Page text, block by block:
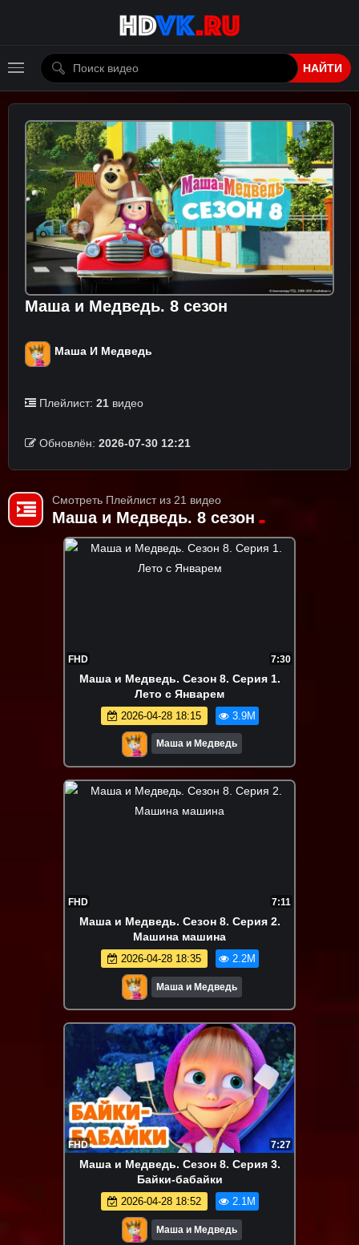
НАЙТИ
Маша и Медведь. 8 сезон
Маша И Медведь
Плейлист: 21 видео
Обновлён: 2026-07-30 12:21
Смотреть Плейлист из 21 видео
Маша и Медведь. 8 сезон
FHD 7:30
Маша и Медведь. Сезон 8. Серия 1.
Лето с Январем
2026-04-28 18:15 3.9M
Маша и Медведь
FHD 7:11
Маша и Медведь. Сезон 8. Серия 2.
Машина машина
2026-04-28 18:35 2.2M
Маша и Медведь
FHD 7:27
Маша и Медведь. Сезон 8. Серия 3.
Байки-бабайки
2026-04-28 18:52 2.1M
Маша и Медведь